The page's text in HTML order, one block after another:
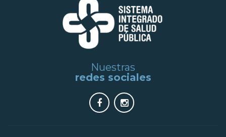
Nuestras
redes sociales